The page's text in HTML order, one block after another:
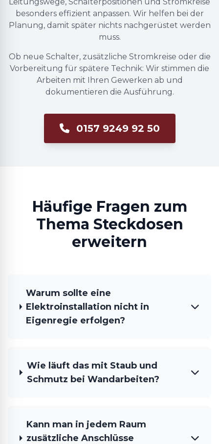
besonders effizient anpassen. Wir helfen bei der
Planung, damit später nichts nachgerüstet werden
muss.
Ob neue Schalter, zusätzliche Stromkreise oder die
Vorbereitung für spätere Technik: Wir stimmen die
Arbeiten mit Ihren Gewerken ab und
dokumentieren die Ausführung.
0157 9249 92 50
Häufige Fragen zum
Thema Steckdosen
erweitern
Warum sollte eine
Elektroinstallation nicht in
Eigenregie erfolgen?
Wie läuft das mit Staub und
Schmutz bei Wandarbeiten?
Kann man in jedem Raum
zusätzliche Anschlüsse